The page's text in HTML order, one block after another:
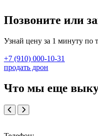
Позвоните или
Узнай цену за 1 минуту по
+7 (910) 000-10-31
продать дрон
Что мы еще